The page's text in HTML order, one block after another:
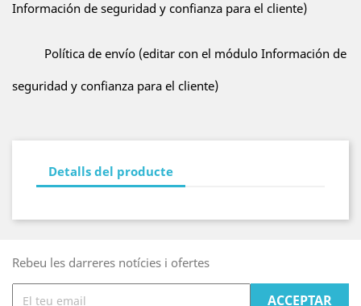
Información de seguridad y confianza para el cliente)
Política de envío (editar con el módulo Información de
seguridad y confianza para el cliente)
Detalls del producte
Rebeu les darreres notícies i ofertes